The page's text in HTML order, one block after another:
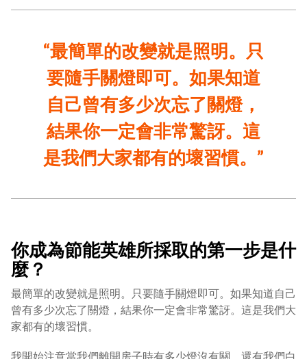
“最簡單的改變就是照明。只
要隨手關燈即可。如果知道
自己曾有多少次忘了關燈，
結果你一定會非常驚訝。這
是我們大家都有的壞習慣。”
你成為節能英雄所採取的第一步是什
麼？
最簡單的改變就是照明。只要隨手關燈即可。如果知道自己
曾有多少次忘了關燈，結果你一定會非常驚訝。這是我們大
家都有的壞習慣。
我開始注意當我們離開房子時有多少燈沒有關，還有我們白